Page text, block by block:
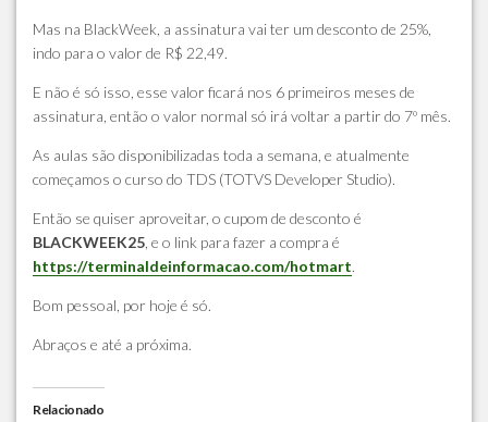
Mas na BlackWeek, a assinatura vai ter um desconto de 25%,
indo para o valor de R$ 22,49.
E não é só isso, esse valor ficará nos 6 primeiros meses de
assinatura, então o valor normal só irá voltar a partir do 7º mês.
As aulas são disponibilizadas toda a semana, e atualmente
começamos o curso do TDS (TOTVS Developer Studio).
Então se quiser aproveitar, o cupom de desconto é
BLACKWEEK25 , e o link para fazer a compra é
https://terminaldeinformacao.com/hotmart.
Bom pessoal, por hoje é só.
Abraços e até a próxima.
Relacionado